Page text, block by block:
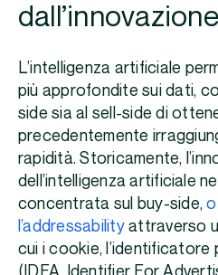
L’intelligenza artificiale
più approfondite sui dati,
side sia al sell-side di
precedentemente
rapidità. Storicamente,
dell’intelligenza artificiale
concentrata sul buy-side,
l’addressabilityattraverso
cui i cookie, l’identificatore